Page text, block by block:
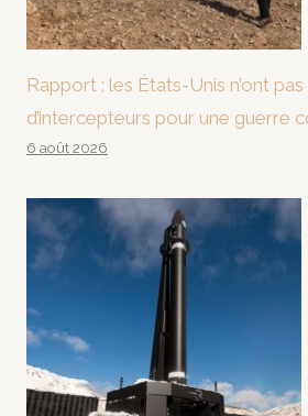
Rapport : les États-Unis n’ont pas
d’intercepteurs pour une guerre
6 août 2026